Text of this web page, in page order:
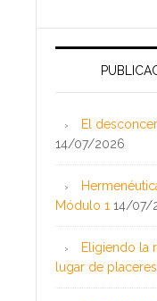
El
14/07/2026
Módulo 1 14/07/
Eligiendo la
lugar de